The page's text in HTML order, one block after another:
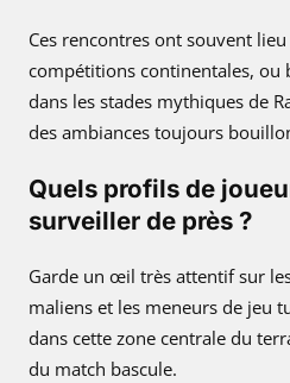
Ces rencontres ont souvent
compétitions continentales,
dans les stades mythiques de
des ambiances toujours
Quels profils de
surveiller de près ?
Garde un œil très attentif sur
maliens et les meneurs de jeu
dans cette zone centrale du
du match bascule.